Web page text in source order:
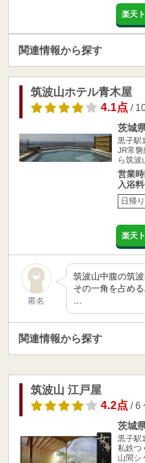
楽天
関連情報から探す
筑波山ホテル青木屋
4.1点/
茨城
黒子駅
JR常
ら筑波
営業
入浴
日帰り
楽天
匿名
筑波山中腹の筑
その一角を占め
関連情報から探す
筑波山 江戸屋
4.2点/ 6
茨城
黒子駅
私鉄つ
山間シ